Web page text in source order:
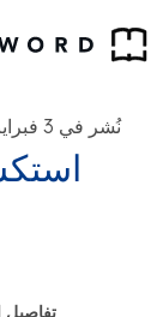
نُشر في 3 فبراير 2025